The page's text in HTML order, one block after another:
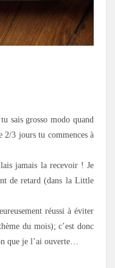
sais grosso modo quand
2/3 jours tu commences à
jamais la recevoir ! Je
de retard (dans la Little
réussi à éviter
du mois); c’est donc
que je l’ai ouverte…